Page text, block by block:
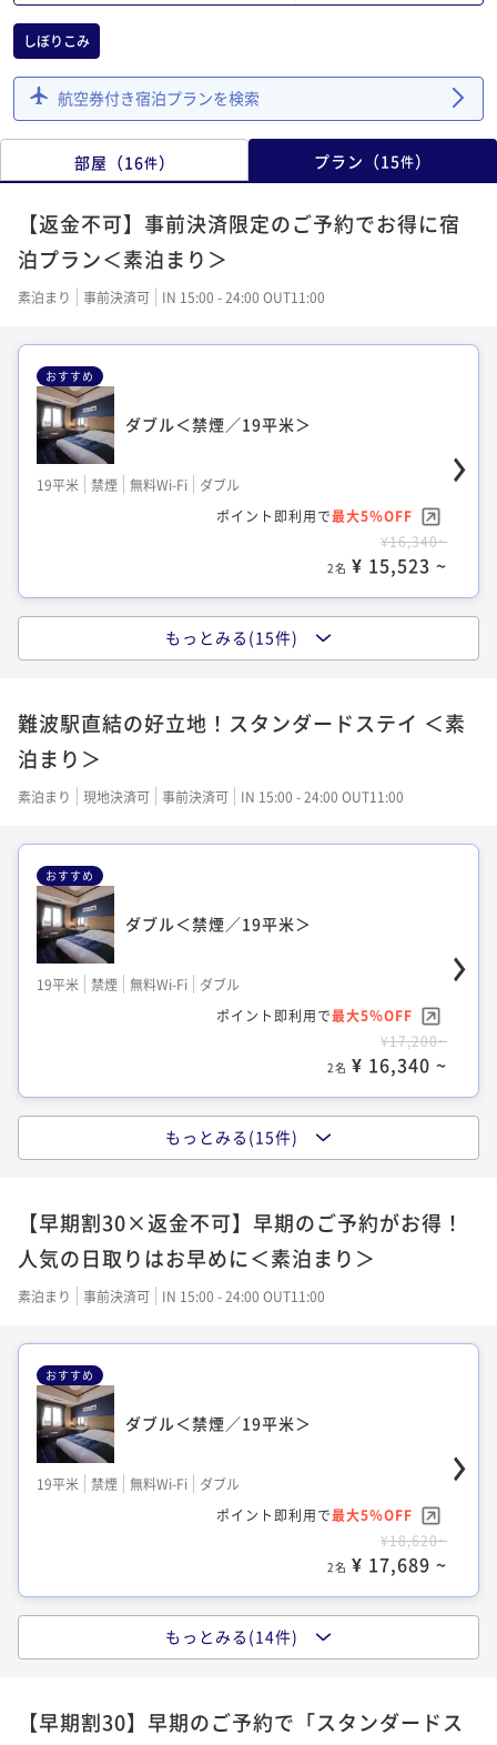
しぼりこみ
航空券付き宿泊プランを検索
部屋 （16件） プラン （15件）
【返金不可】事前決済限定のご予約でお得に宿
泊プラン＜素泊まり＞
素泊まり 事前決済可 IN 15:00 - 24:00 OUT11:00
おすすめ
ダブル＜禁煙／19平米＞
19平米 禁煙 無料Wi-Fi
ダブル
ポイント即利用で最大5％OFF
¥16,340~
2名 ¥ 15,523 ~
19平米 禁煙 無料Wi-Fi
シングル
¥15,960~
【夜景確約】セミダブル＜禁煙＞
19平米 禁煙 無料Wi-Fi
シングル
ポイント即利用で最大5％OFF
¥16,720~
2名 ¥ 15,884 ~
19平米 喫煙可 無料Wi-Fi
おまかせ
ポイント即利用で 最大5％OFF
【最上階31階／夜景確約】スタンダードダ
19平米 禁煙 無料Wi-Fi
ダブル
ポイント即利用で最大5％OFF
¥17,280~
2名 ¥ 16,416 ~
もっとみる(15件)
難波駅直結の好立地！スタンダードステイ ＜素
泊まり＞
素泊まり 現地決済可 事前決済可 IN 15:00 - 24:00 OUT11:00
おすすめ
ダブル＜禁煙／19平米＞
19平米 禁煙 無料Wi-Fi
ダブル
ポイント即利用で最大5％OFF
¥17,200~
2名 ¥ 16,340 ~
19平米 禁煙 無料Wi-Fi
シングル
ポイント即利用で 最大5％OFF
【夜景確約】セミダブル＜禁煙＞
19平米 禁煙 無料Wi-Fi
シングル
ポイント即利用で最大5％OFF
¥17,600~
2名 ¥ 16,720 ~
19平米 喫煙可 無料Wi-Fi おまかせ
もっとみる(15件)
【早期割30×返金不可】早期のご予約がお得！
人気の日取りはお早めに＜素泊まり＞
素泊まり 事前決済可 IN 15:00 - 24:00 OUT11:00
おすすめ
ダブル＜禁煙／19平米＞
19平米 禁煙 無料Wi-Fi
ダブル
ポイント即利用で最大5％OFF
¥18,620~
2名 ¥ 17,689 ~
19平米 禁煙 無料Wi-Fi シングル
もっとみる(14件)
【早期割30】早期のご予約で「スタンダードス